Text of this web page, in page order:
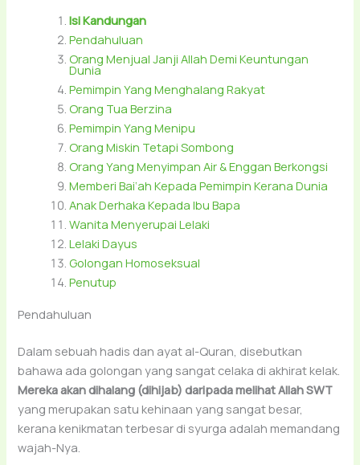
Isi Kandungan
Pendahuluan
Orang Menjual Janji Allah Demi Keuntungan
Dunia
Pemimpin Yang Menghalang Rakyat
Orang Tua Berzina
Pemimpin Yang Menipu
Orang Miskin Tetapi Sombong
Orang Yang Menyimpan Air & Enggan Berkongsi
Memberi Bai‘ah Kepada Pemimpin Kerana Dunia
Anak Derhaka Kepada Ibu Bapa
Wanita Menyerupai Lelaki
Lelaki Dayus
Golongan Homoseksual
Penutup
Pendahuluan
Dalam sebuah hadis dan ayat al-Quran, disebutkan
bahawa ada golongan yang sangat celaka di akhirat kelak.
Mereka akan dihalang (dihijab) daripada melihat Allah SWT
yang merupakan satu kehinaan yang sangat besar,
kerana kenikmatan terbesar di syurga adalah memandang
wajah-Nya.